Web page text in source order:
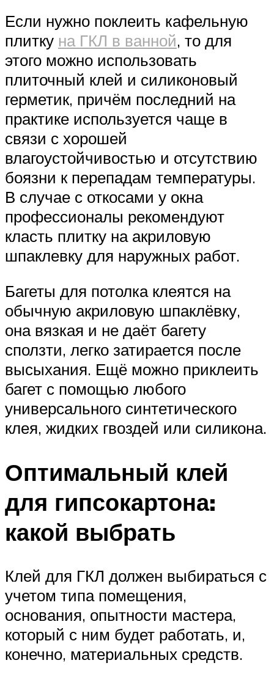
Если нужно поклеить кафельную
плитку на ГКЛ в ванной, то для
этого можно использовать
плиточный клей и силиконовый
герметик, причём последний на
практике используется чаще в
связи с хорошей
влагоустойчивостью и отсутствию
боязни к перепадам температуры.
В случае с откосами у окна
профессионалы рекомендуют
класть плитку на акриловую
шпаклевку для наружных работ.
Багеты для потолка клеятся на
обычную акриловую шпаклёвку,
она вязкая и не даёт багету
сползти, легко затирается после
высыхания. Ещё можно приклеить
багет с помощью любого
универсального синтетического
клея, жидких гвоздей или силикона.
Оптимальный клей
для гипсокартона:
какой выбрать
Клей для ГКЛ должен выбираться с
учетом типа помещения,
основания, опытности мастера,
который с ним будет работать, и,
конечно, материальных средств.